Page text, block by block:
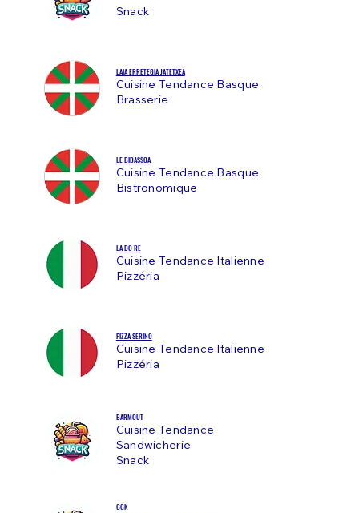
Snack
LAIA ERRETEGIA JATETXEA
Cuisine Tendance Basque
Brasserie
LE BIDASSOA
Cuisine Tendance Basque
Bistronomique
LA DO RE
Cuisine Tendance Italienne
Pizzéria
PIZZA SERINO
Cuisine Tendance Italienne
Pizzéria
BARMOUT
Cuisine Tendance
Sandwicherie
Snack
GGK